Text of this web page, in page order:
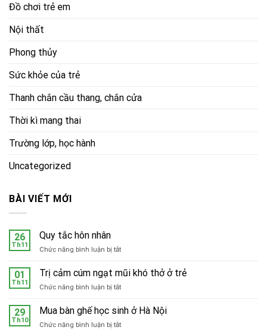
Đồ chơi trẻ em
Nội thất
Phong thủy
Sức khỏe của trẻ
Thanh chắn cầu thang, chắn cửa
Thời kì mang thai
Trường lớp, học hành
Uncategorized
BÀI VIẾT MỚI
26
Th11
Quy tắc hôn nhân
Chức năng bình luận bị tắtở
tắc
nhân
01
Th11
Trị cảm cúm ngạt mũi khó thở ở trẻ
Chức năng bình luận bị tắtở
cảm
ngạt
29
Th10
Mua bàn ghế học sinh ở Hà Nội
Chức năng bình luận bị tắtở